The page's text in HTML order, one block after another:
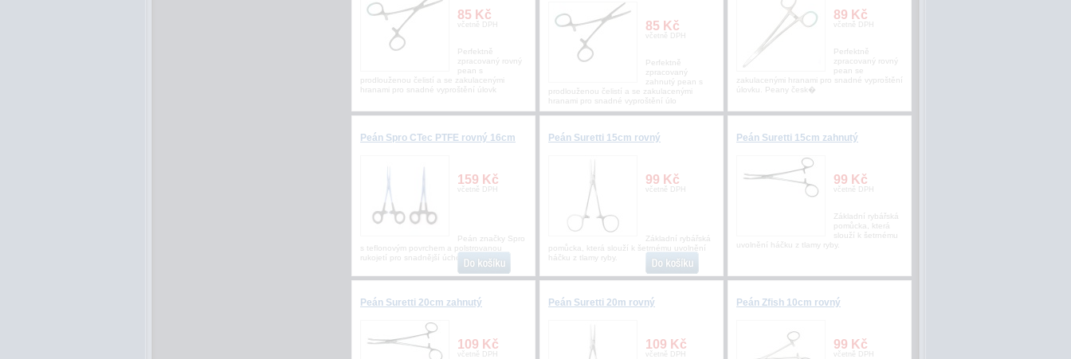
85 Kč
včetně DPH
Perfektně
zpracovaný rovný
pean s
prodlouženou čelistí a se zakulacenými
hranami pro snadné vyproštění úlovk
85 Kč
včetně DPH
Perfektně
zpracovaný
zahnutý pean s
prodlouženou čelistí a se zakulacenými
hranami pro snadné vyproštění úlo
89 Kč
včetně DPH
Perfektně
zpracovaný rovný
pean se
zakulacenými hranami pro snadné vyproštění
úlovku. Peany česk�
Peán Spro CTec PTFE rovný 16cm
159 Kč
včetně DPH
Peán značky Spro
s teflonovým povrchem a polstrovanou
rukojetí pro snadnější úchop.
Peán Suretti 15cm rovný
99 Kč
včetně DPH
Základní rybářská
pomůcka, která slouží k šetrnému uvolnění
háčku z tlamy ryby.
Peán Suretti 15cm zahnutý
99 Kč
včetně DPH
Základní rybářská
pomůcka, která
slouží k šetrnému
uvolnění háčku z tlamy ryby.
Peán Suretti 20cm zahnutý
109 Kč
včetně DPH
Peán Suretti 20m rovný
109 Kč
včetně DPH
Peán Zfish 10cm rovný
99 Kč
včetně DPH